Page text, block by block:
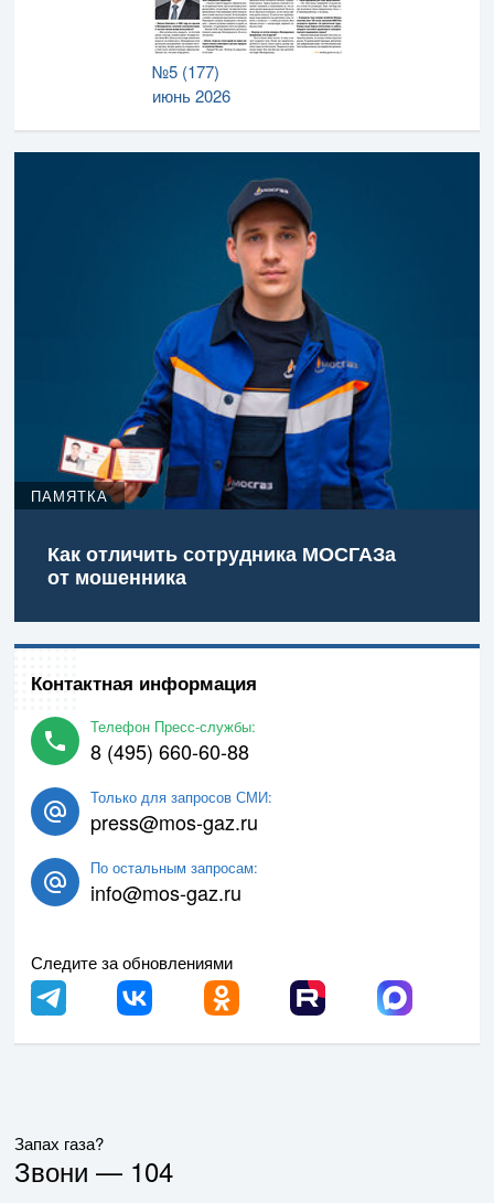
№5 (177)
июнь 2026
ПАМЯТКА
Как отличить сотрудника МОСГАЗа
от мошенника
Контактная информация
Телефон Пресс-службы:
8 (495) 660-60-88
Только для запросов СМИ:
press@mos-gaz.ru
По остальным запросам:
info@mos-gaz.ru
Следите за обновлениями
Запах газа?
Звони — 104